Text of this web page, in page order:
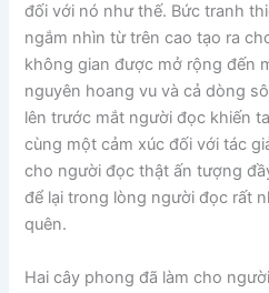
đối với nó như thế. Bức tranh
ngắm nhìn từ trên cao tạo ra
không gian được mở rộng đến
nguyên hoang vu và cả dòng
lên trước mắt người đọc khiến
cùng một cảm xúc đối với tác
cho người đọc thật ấn tượng
để lại trong lòng người đọc rất
quên.
Hai cây phong đã làm cho